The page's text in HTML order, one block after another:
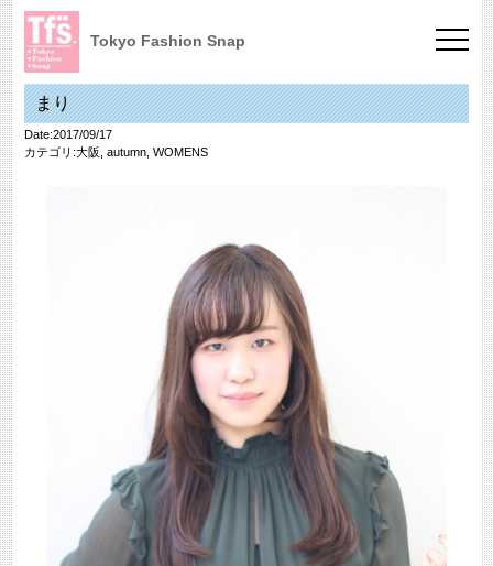
Tokyo Fashion Snap
まり
Date:2017/09/17
カテゴリ:大阪 autumn, WOMENS